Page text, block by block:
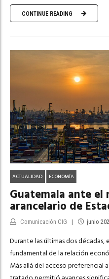
CONTINUE READING
ACTUALIDAD ECONOMÍA
Guatemala ante el
arancelario de
Comunicación CIG junio
Durante las últimas dos décadas,
fundamental de la relación
Más allá del acceso preferencial